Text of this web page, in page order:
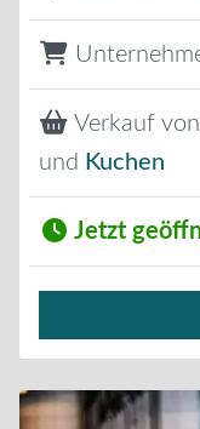
Verkauf
und Kuchen
Jetzt
Verkauf von